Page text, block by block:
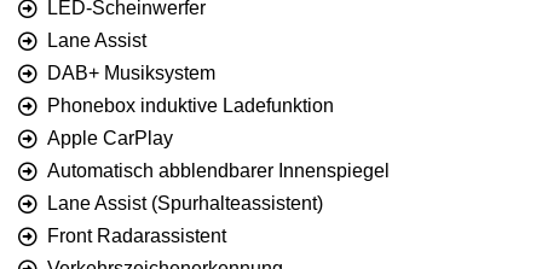
LED-Scheinwerfer
Lane Assist
DAB+ Musiksystem
Phonebox induktive Ladefunktion
Apple CarPlay
Automatisch abblendbarer Innenspiegel
Lane Assist (Spurhalteassistent)
Front Radarassistent